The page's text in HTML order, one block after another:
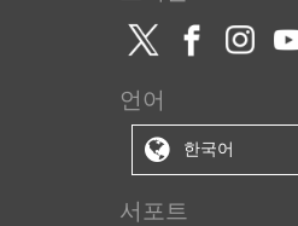
언어
한국어
서포트